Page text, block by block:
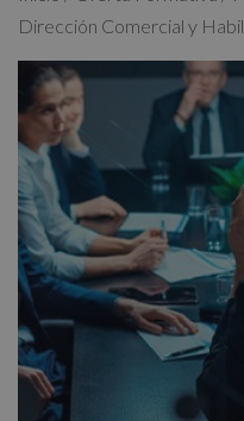
Dirección Comercial y